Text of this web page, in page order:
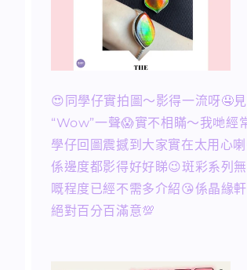
😍同學仔實拍圖～影得一流呀🤤
“Wow”一聲😱實不相瞞～我哋經
學仔回圖震撼到大家實在太用心
係邊度都影得好好睇😉斑彩系列
嘅程度已經不需多介紹😘係晶緣
絕對百分百滿意💯